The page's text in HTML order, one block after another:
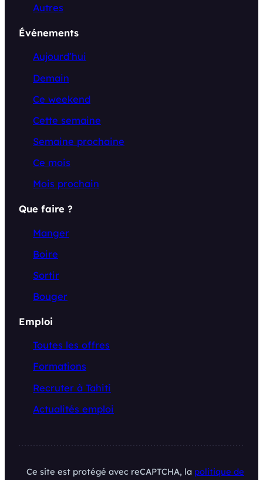
Autres
Événements
Aujourd’hui
Demain
Ce weekend
Cette semaine
Semaine prochaine
Ce mois
Mois prochain
Que faire ?
Manger
Boire
Sortir
Bouger
Emploi
Toutes les offres
Formations
Recruter à Tahiti
Actualités emploi
Ce site est protégé avec reCAPTCHA, la politique de